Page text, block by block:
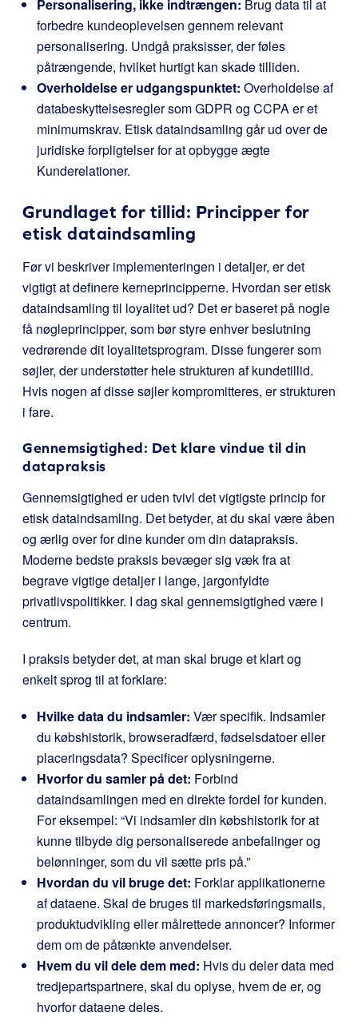
Personalisering, ikke indtrængen: Brug data til at
forbedre kundeoplevelsen gennem relevant
personalisering. Undgå praksisser, der føles
påtrængende, hvilket hurtigt kan skade tilliden.
Overholdelse er udgangspunktet: Overholdelse af
databeskyttelsesregler som GDPR og CCPA er et
minimumskrav. Etisk dataindsamling går ud over de
juridiske forpligtelser for at opbygge ægte
Kunderelationer.
Grundlaget for tillid: Principper for
etisk dataindsamling
Før vi beskriver implementeringen i detaljer, er det
vigtigt at definere kerneprincipperne. Hvordan ser etisk
dataindsamling til loyalitet ud? Det er baseret på nogle
få nøgleprincipper, som bør styre enhver beslutning
vedrørende dit loyalitetsprogram. Disse fungerer som
søjler, der understøtter hele strukturen af kundetillid.
Hvis nogen af disse søjler kompromitteres, er strukturen
i fare.
Gennemsigtighed: Det klare vindue til din
datapraksis
Gennemsigtighed er uden tvivl det vigtigste princip for
etisk dataindsamling. Det betyder, at du skal være åben
og ærlig over for dine kunder om din datapraksis.
Moderne bedste praksis bevæger sig væk fra at
begrave vigtige detaljer i lange, jargonfyldte
privatlivspolitikker. I dag skal gennemsigtighed være i
centrum.
I praksis betyder det, at man skal bruge et klart og
enkelt sprog til at forklare:
Hvilke data du indsamler: Vær specifik. Indsamler
du købshistorik, browseradfærd, fødselsdatoer eller
placeringsdata? Specificer oplysningerne.
Hvorfor du samler på det: Forbind
dataindsamlingen med en direkte fordel for kunden.
For eksempel: “Vi indsamler din købshistorik for at
kunne tilbyde dig personaliserede anbefalinger og
belønninger, som du vil sætte pris på.”
Hvordan du vil bruge det: Forklar applikationerne
af dataene. Skal de bruges til markedsføringsmails,
produktudvikling eller målrettede annoncer? Informer
dem om de påtænkte anvendelser.
Hvem du vil dele dem med: Hvis du deler data med
tredjepartspartnere, skal du oplyse, hvem de er, og
hvorfor dataene deles.